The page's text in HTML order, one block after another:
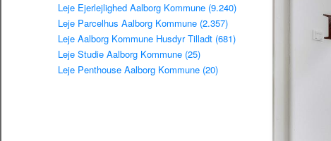
Leje Ejerlejlighed Aalborg Kommune (9.240)
Leje Parcelhus Aalborg Kommune (2.357)
Leje Aalborg Kommune Husdyr Tilladt (681)
Leje Studie Aalborg Kommune (25)
Leje Penthouse Aalborg Kommune (20)